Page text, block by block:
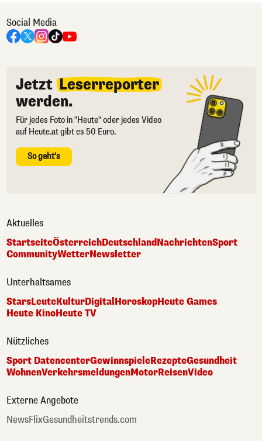
Social Media
Jetzt Leserreporter
werden.
Für jedes Foto in "Heute" oder jedes Video
auf Heute.at gibt es 50 Euro.
So geht's
Aktuelles
StartseiteÖsterreichDeutschlandNachrichtenSport
CommunityWetterNewsletter
Unterhaltsames
StarsLeuteKulturDigital HoroskopHeute Games
Heute KinoHeute TV
Nützliches
Sport DatencenterGewinnspieleRezepteGesundheit
WohnenVerkehrsmeldungenMotorReisenVideo
Externe Angebote
NewsFlixGesundheitstrends.com